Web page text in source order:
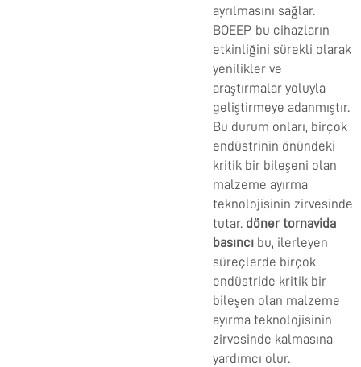
ayrılmasını sağlar.
BOEEP, bu cihazların
etkinliğini sürekli olarak
yenilikler ve
araştırmalar yoluyla
geliştirmeye adanmıştır.
Bu durum onları, birçok
endüstrinin önündeki
kritik bir bileşeni olan
malzeme ayırma
teknolojisinin zirvesinde
tutar. döner tornavida
basıncı bu, ilerleyen
süreçlerde birçok
endüstride kritik bir
bileşen olan malzeme
ayırma teknolojisinin
zirvesinde kalmasına
yardımcı olur.